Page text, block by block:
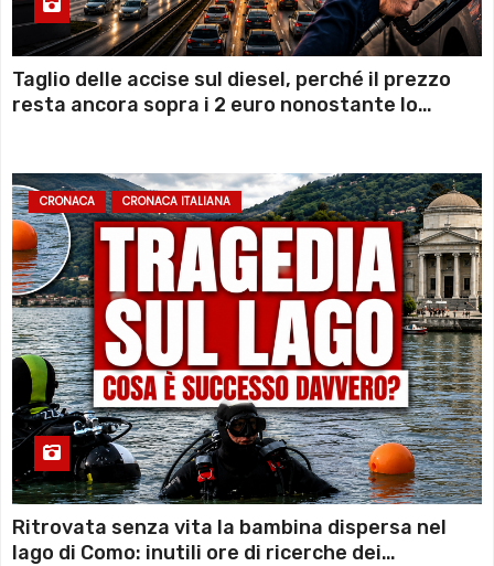
Taglio delle accise sul diesel, perché il prezzo
resta ancora sopra i 2 euro nonostante lo
CRONACA CRONACA ITALIANA
Ritrovata senza vita la bambina dispersa nel
lago di Como: inutili ore di ricerche dei